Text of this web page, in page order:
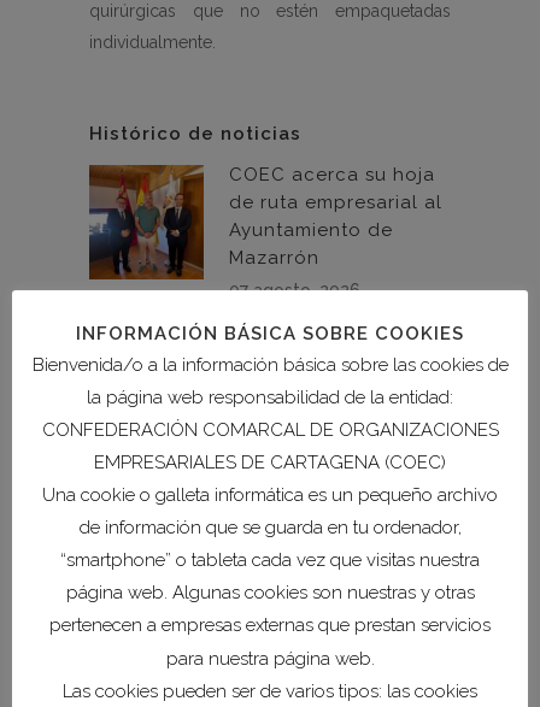
quirúrgicas que no estén empaquetadas
individualmente.
Histórico de noticias
COEC acerca su hoja
de ruta empresarial al
Ayuntamiento de
Mazarrón
07 agosto, 2026
COEC y el
Ayuntamiento de Los
Alcázares refuerzan su
institucional
06 agosto, 2026
COEC estrecha lazos
Pinatar y Torre-
Pacheco para
impulsar la economía
INFORMACIÓN BÁSICA SOBRE COOKIES
Bienvenida/o a la información básica sobre las cookies de
la página web responsabilidad de la entidad:
CONFEDERACIÓN COMARCAL DE ORGANIZACIONES
EMPRESARIALES DE CARTAGENA (COEC)
Una cookie o galleta informática es un pequeño archivo
de información que se guarda en tu ordenador,
“smartphone” o tableta cada vez que visitas nuestra
página web. Algunas cookies son nuestras y otras
pertenecen a empresas externas que prestan servicios
para nuestra página web.
Las cookies pueden ser de varios tipos: las cookies